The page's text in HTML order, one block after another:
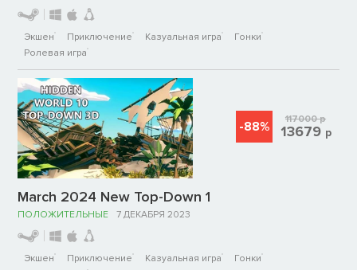
Экшен Приключение Казуальная игра
Гонки
Ролевая игра
March 2024 New Top-Down 1
ПОЛОЖИТЕЛЬНЫЕ 7 ДЕКАБРЯ 2023
Экшен Приключение Казуальная игра
Гонки
-88% 117000р
13679 р